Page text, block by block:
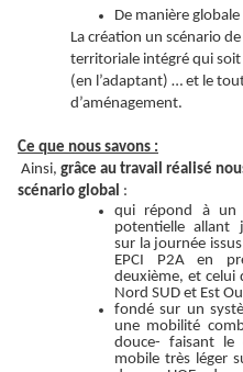
De manière globale
La création un scénario
territoriale intégré qui
(en l’adaptant) … et le
d’aménagement.
Ce que nous savons :
Ainsi, grâce au travail réalisé
scénario global :
qui répond à un
potentielle allant
sur la journée
EPCI P2A en
deuxième, et celui
Nord SUD et Est
fondé sur un
une mobilité
douce- faisant le
mobile très léger